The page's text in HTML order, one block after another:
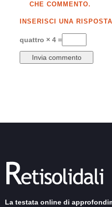
CHE COMMENTO.
INSERISCI UNA
quattro × 4 =
La testata online di